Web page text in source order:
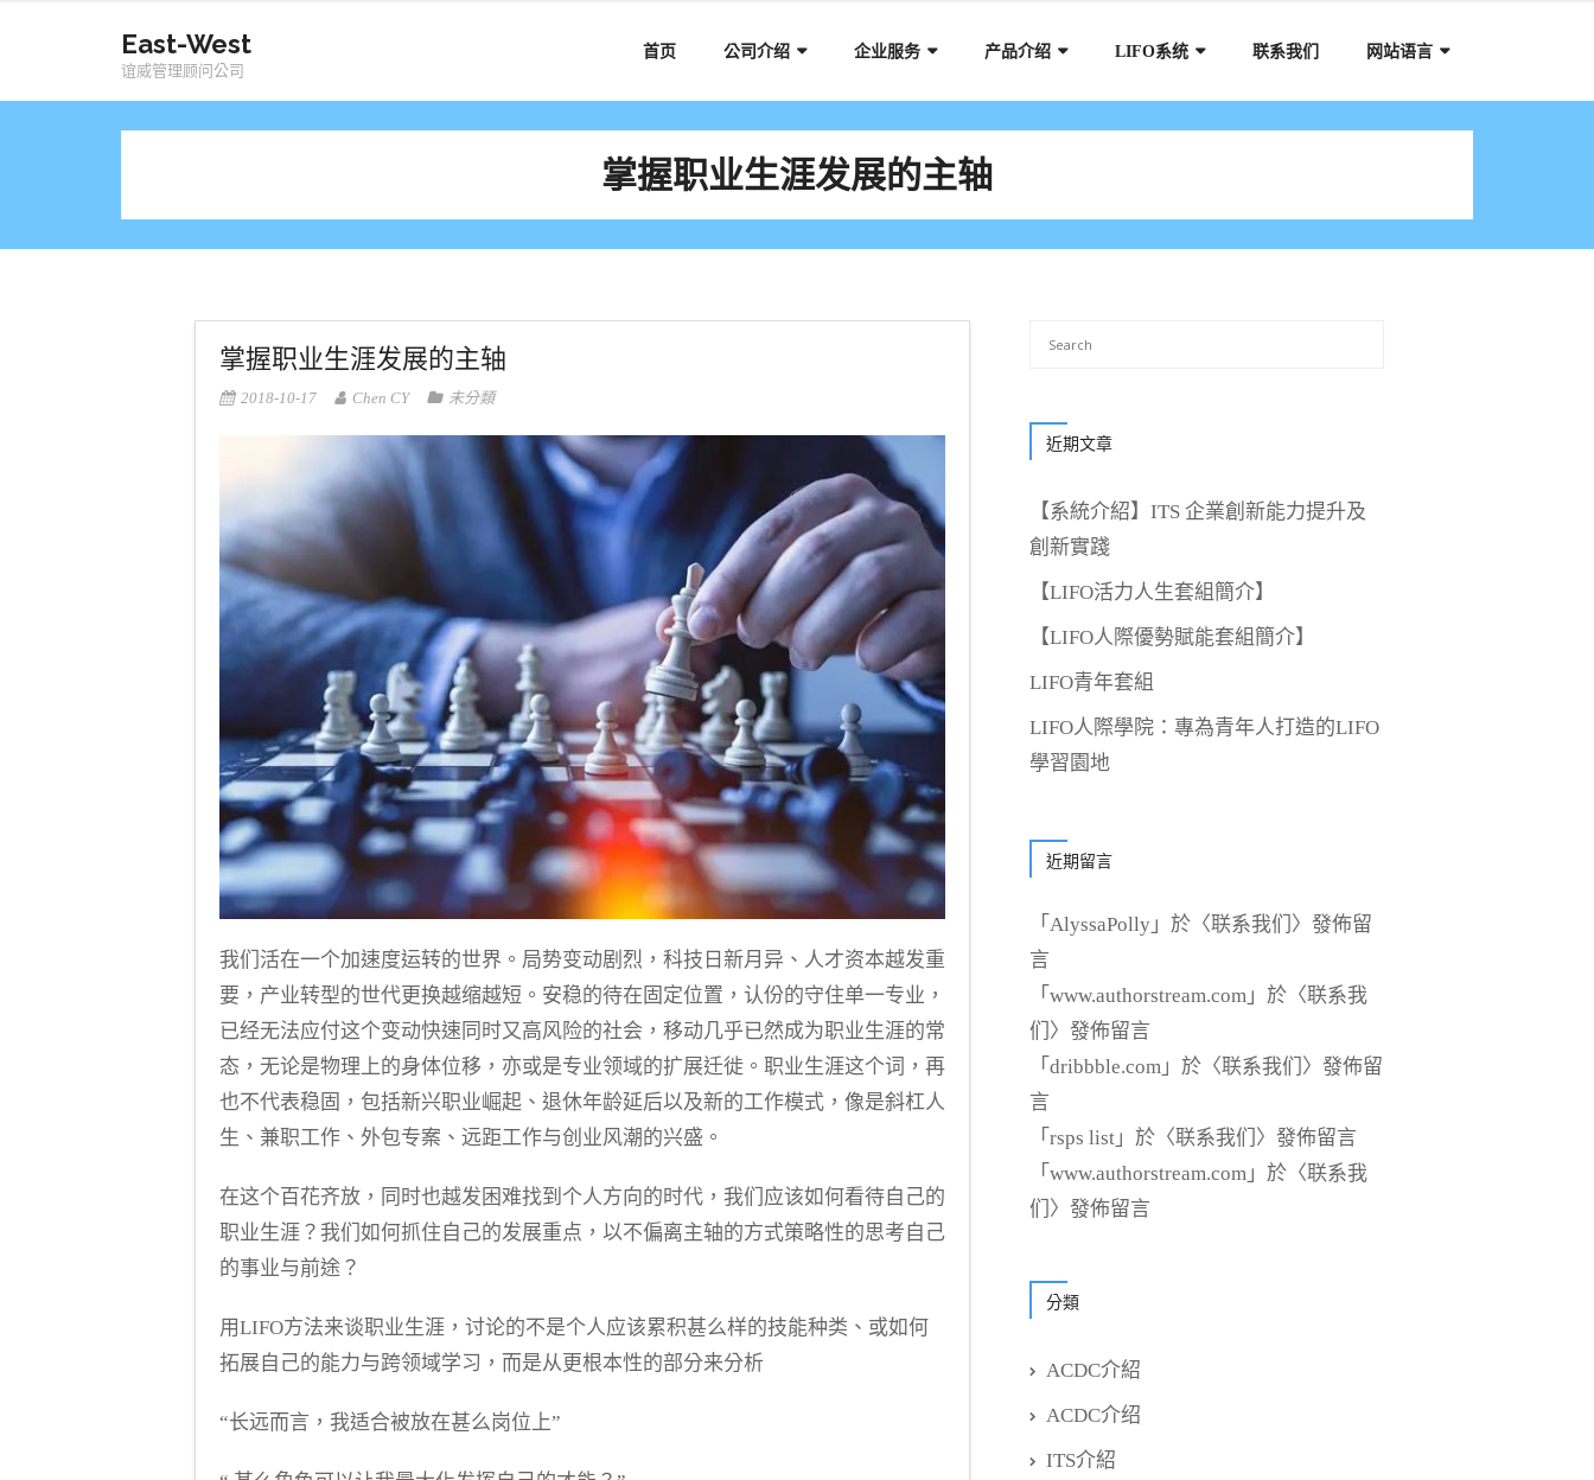
East-West
谊威管理顾问公司
首页 公司介绍 企业服务 产品介绍 LIFO系统 联系我们 网站语言
掌握职业生涯发展的主轴
掌握职业生涯发展的主轴
2018-10-17 Chen CY 未分類
我们活在一个加速度运转的世界。局势变动剧烈，科技日新月异、人才资本越发重
要，产业转型的世代更换越缩越短。安稳的待在固定位置，认份的守住单一专业，
已经无法应付这个变动快速同时又高风险的社会，移动几乎已然成为职业生涯的常
态，无论是物理上的身体位移，亦或是专业领域的扩展迁徙。职业生涯这个词，再
也不代表稳固，包括新兴职业崛起、退休年龄延后以及新的工作模式，像是斜杠人
生、兼职工作、外包专案、远距工作与创业风潮的兴盛。
在这个百花齐放，同时也越发困难找到个人方向的时代，我们应该如何看待自己的
职业生涯？我们如何抓住自己的发展重点，以不偏离主轴的方式策略性的思考自己
的事业与前途？
用LIFO方法来谈职业生涯，讨论的不是个人应该累积甚么样的技能种类、或如何
拓展自己的能力与跨领域学习，而是从更根本性的部分来分析
“长远而言，我适合被放在甚么岗位上”
近期文章
【系統介紹】ITS 企業創新能力提升及
創新實踐
【LIFO活力人生套組簡介】
【LIFO人際優勢賦能套組簡介】
LIFO青年套組
LIFO人際學院：專為青年人打造的LIFO
學習園地
近期留言
「 AlyssaPolly 」於〈联系我们 〉發佈留
言
「 www.authorstream.com 」於〈联系我
们 〉發佈留言
「 dribbble.com 」於〈联系我们 〉發佈留
言
「 rsps list 」於〈联系我们 〉發佈留言
「 www.authorstream.com 」於〈联系我
们 〉發佈留言
分類
ACDC介紹
ACDC介绍
ITS介紹